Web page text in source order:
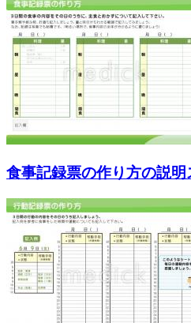
食事記録票の作り方の説明